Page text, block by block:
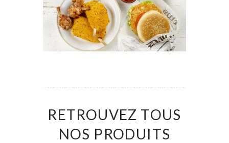
RETROUVEZ TOUS
NOS PRODUITS